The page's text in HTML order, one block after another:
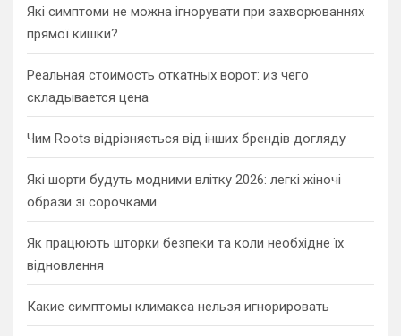
Які симптоми не можна ігнорувати при захворюваннях
прямої кишки?
Реальная стоимость откатных ворот: из чего
складывается цена
Чим Roots відрізняється від інших брендів догляду
Які шорти будуть модними влітку 2026: легкі жіночі
образи зі сорочками
Як працюють шторки безпеки та коли необхідне їх
відновлення
Какие симптомы климакса нельзя игнорировать